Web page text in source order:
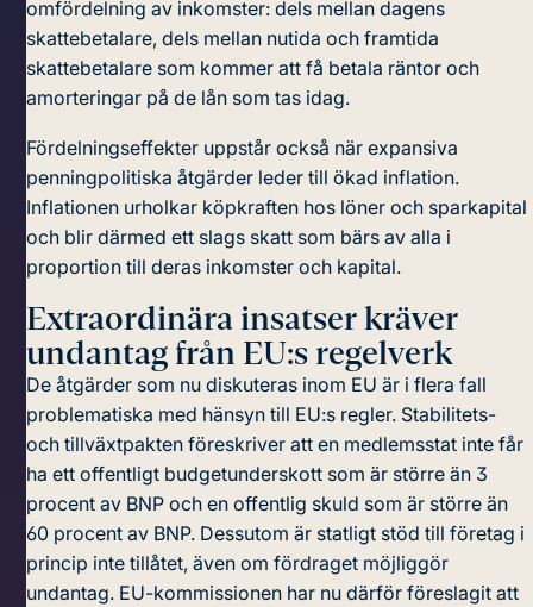
omfördelning av inkomster: dels mellan dagens
skattebetalare, dels mellan nutida och framtida
skattebetalare som kommer att få betala räntor och
amorteringar på de lån som tas idag.
Fördelningseffekter uppstår också när expansiva
penningpolitiska åtgärder leder till ökad inflation.
Inflationen urholkar köpkraften hos löner och sparkapital
och blir därmed ett slags skatt som bärs av alla i
proportion till deras inkomster och kapital.
Extraordinära insatser kräver
undantag från EU:s regelverk
De åtgärder som nu diskuteras inom EU är i flera fall
problematiska med hänsyn till EU:s regler. Stabilitets-
och tillväxtpakten föreskriver att en medlemsstat inte får
ha ett offentligt budgetunderskott som är större än 3
procent av BNP och en offentlig skuld som är större än
60 procent av BNP. Dessutom är statligt stöd till företag i
princip inte tillåtet, även om fördraget möjliggör
undantag. EU-kommissionen har nu därför föreslagit att